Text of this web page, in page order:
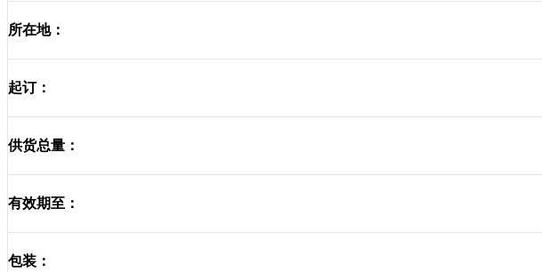
所在地：
起订：
供货总量：
有效期至：
包装：